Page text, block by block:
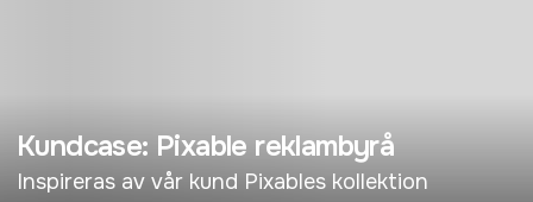
Kundcase: Pixable reklambyrå
Inspireras av vår kund Pixables kollektion